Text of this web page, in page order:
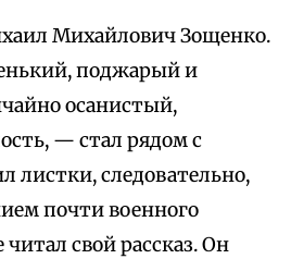
Михайлович Зощенко.
поджарый и
осанистый,
— стал рядом с
листки, следовательно,
почти военного
свой рассказ. Он